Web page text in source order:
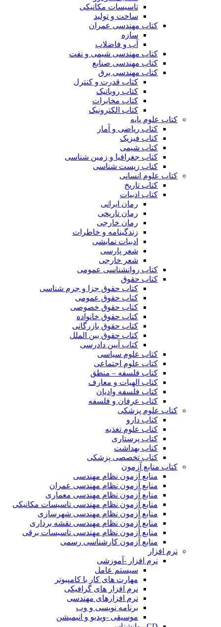
تاسیسات مکانیکی
ساخت و تولید
کتاب مهندسی عمران
سازه
آب و فاضلاب
کتاب مهندسی شیمی و نفت
کتاب مهندسی صنایع
کتاب مهندسی برق
کتاب قدرت و کنترل
کتاب روباتیک
کتاب مخابرات
کتاب الکترونیک
کتاب علوم پایه
کتاب ریاضی و آمار
کتاب فیزیک
کتاب شیمی
کتاب جغرافیا و زمین شناسی
کتاب زیست شناسی
کتاب علوم انسانی
کتاب تاریخ
کتاب ادبیات
رمان ایرانی
رمان تاریخی
رمان خارجی
زندگینامه و خاطرات
ادبیات نمایشی
شعر پارسی
شعر خارجی
کتاب روانشناسی عمومی
کتاب حقوق
کتاب حقوق جزا و جرم شناسی
کتاب حقوق عمومی
کتاب حقوق خصوصی
کتاب حقوق خانواده
کتاب حقوق بازرگانی
کتاب حقوق بین الملل
کتاب آیین دادرسی
کتاب علوم سیاسی
کتاب علوم اجتماعی
کتاب فلسفه – منطق
کتاب الهیات و معارف
کتاب فلسفه وادیان
کتاب عرفان و فلسفه
کتاب علوم پزشکی
کتاب دارو
کتاب علوم تغذیه
کتاب پرستاری
کتاب بهداشت
کتاب تخصصی پزشکی
کتاب منابع آزمون
منابع آزمون نظام مهندسی
منابع آزمون نظام مهندسی عمران
منابع آزمون نظام مهندسی معماری
منابع آزمون نظام مهندسی تاسیسات مکانیکی
منابع آزمون نظام مهندسی شهرسازی
منابع آزمون نظام مهندسی نقشه برداری
منابع آزمون نظام مهندسی تاسیسات برقی
منابع آزمون کارشناسی رسمی
نرم افزار
نرم افزار -آموزشی
سیستم عامل
مهارت های کار با کامپیوتر
نرم افزار های گرافیکی
نرم افزارهای مهندسی
برنامه نویسی و وب
موسیقی -ویدیو و انیمیشن